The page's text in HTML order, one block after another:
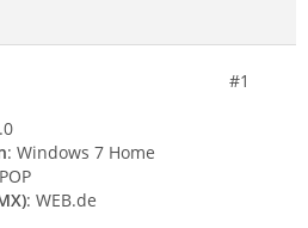
#1
: Windows 7 Home
: WEB.de